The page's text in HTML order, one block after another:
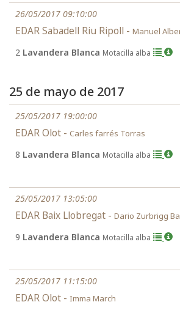
26/05/2017 09:10:00
EDAR Sabadell Riu Ripoll - Manuel
2 Lavandera Blanca Motacilla alba
25 de mayo de 2017
25/05/2017 19:00:00
EDAR Olot - Carles farrés Torras
8 Lavandera Blanca Motacilla alba
25/05/2017 13:05:00
EDAR Baix Llobregat - Dario Zurbrigg
9 Lavandera Blanca Motacilla alba
25/05/2017 11:15:00
EDAR Olot - Imma March